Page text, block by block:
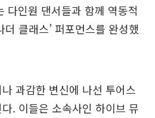
다인원 댄서들과 함께 역동적
더 클래스’ 퍼포먼스를 완성했
과감한 변신에 나선 투어스
. 이들은 소속사인 하이브 뮤